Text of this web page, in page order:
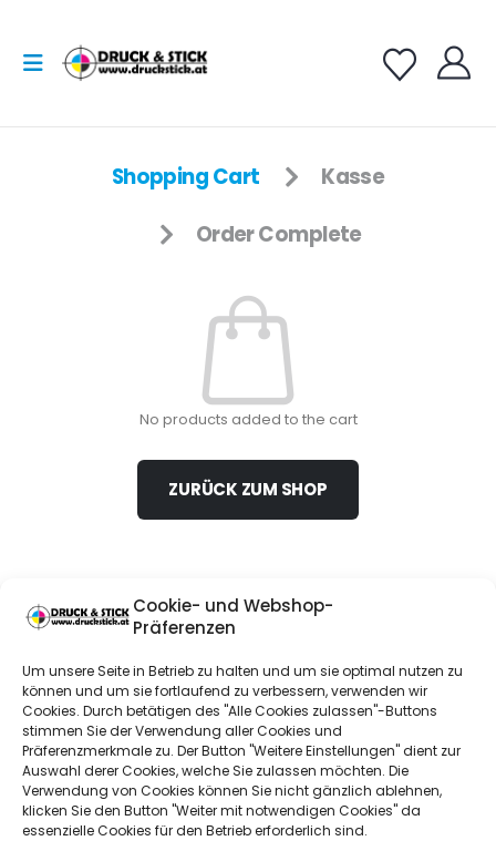
Cookie- und Webshop-
Präferenzen
Um unsere Seite in Betrieb zu halten und um sie optimal nutzen zu
können und um sie fortlaufend zu verbessern, verwenden wir
Cookies. Durch betätigen des "Alle Cookies zulassen"-Buttons
stimmen Sie der Verwendung aller Cookies und
Präferenzmerkmale zu. Der Button "Weitere Einstellungen" dient zur
Auswahl derer Cookies, welche Sie zulassen möchten. Die
Verwendung von Cookies können Sie nicht gänzlich ablehnen,
klicken Sie den Button "Weiter mit notwendigen Cookies" da
essenzielle Cookies für den Betrieb erforderlich sind.
Shopping Cart Kasse
Order Complete
No products added to the cart
ZURÜCK ZUM SHOP
Hilfe & FAQs
AGB Untermehmer
AGB Privatkunden
Kontakt